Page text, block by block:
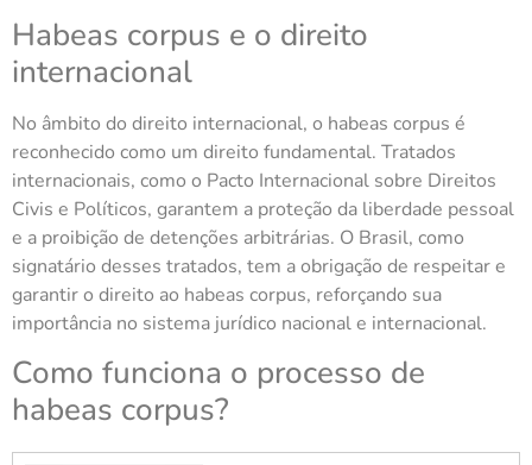
Habeas corpus e o direito
internacional
No âmbito do direito internacional, o habeas corpus é
reconhecido como um direito fundamental. Tratados
internacionais, como o Pacto Internacional sobre Direitos
Civis e Políticos, garantem a proteção da liberdade pessoal
e a proibição de detenções arbitrárias. O Brasil, como
signatário desses tratados, tem a obrigação de respeitar e
garantir o direito ao habeas corpus, reforçando sua
importância no sistema jurídico nacional e internacional.
Como funciona o processo de
habeas corpus?